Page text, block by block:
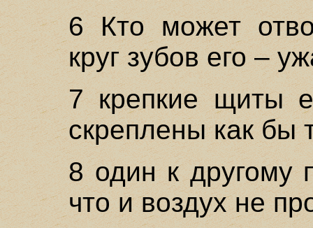
6 Кто может
круг зубов его –
7 крепкие щиты
скреплены как бы
8 один к другому
что и воздух не